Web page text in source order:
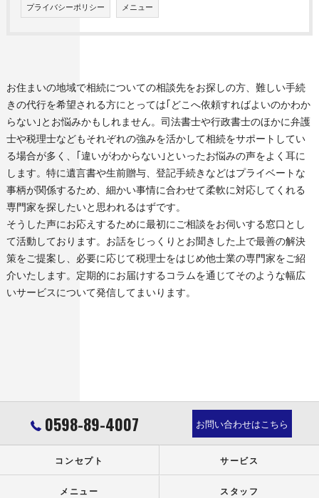
プライバシーポリシー メニュー
お住まいの地域で相続についての相談先をお探しの方、難しい手続
きの代行を希望される方にとっては｢どこへ依頼すればよいのかわか
らない｣とお悩みかもしれません。司法書士や行政書士のほかに弁護
士や税理士などもそれぞれの強みを活かして相続をサポートしてい
る場合が多く、｢違いがわからない｣といったお悩みの声をよく耳に
します。特に遺言書や生前贈与、登記手続きなどはプライベートな
事柄が関係するため、細かい事情に合わせて柔軟に対応してくれる
専門家を探したいと思われるはずです。
そうした声にお応えするために最初にご相談をお伺いする窓口とし
て活動しております。お話をじっくりとお聞きした上で最善の解決
策をご提案し、必要に応じて税理士をはじめ他士業の専門家をご紹
介いたします。定期的にお届けするコラムを通じてそのような幅広
いサービスについて発信してまいります。
0598-89-4007 お問い合わせはこちら
コンセプト サービス
メニュー スタッフ